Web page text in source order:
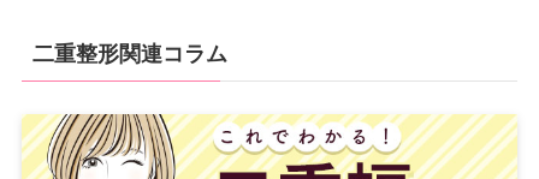
二重整形関連コラム